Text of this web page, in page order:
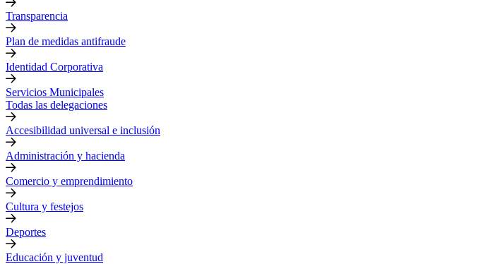
Transparencia
Plan de medidas antifraude
Identidad Corporativa
Servicios Municipales
Todas las delegaciones
Accesibilidad universal e inclusión
Administración y hacienda
Comercio y emprendimiento
Cultura y festejos
Deportes
Educación y juventud